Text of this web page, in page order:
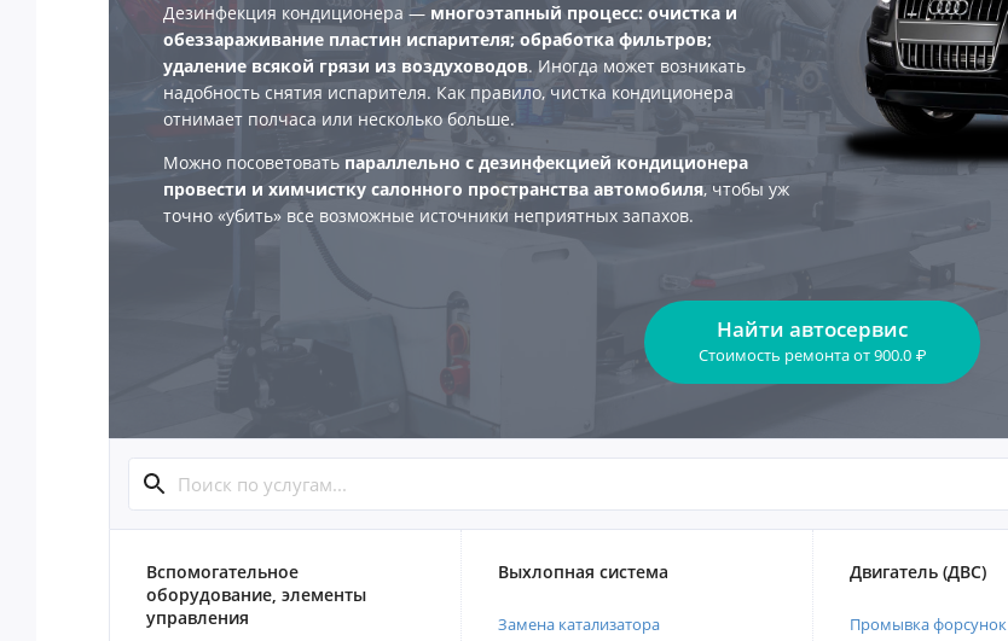
Дезинфекция кондиционера — многоэтапный процесс: очистка и
обеззараживание пластин испарителя; обработка фильтров;
удаление всякой грязи из воздуховодов. Иногда может возникать
надобность снятия испарителя. Как правило, чистка кондиционера
отнимает полчаса или несколько больше.
Можно посоветовать параллельно с дезинфекцией кондиционера
провести и химчистку салонного пространства автомобиля, чтобы уж
точно «убить» все возможные источники неприятных запахов.
Найти автосервис
Стоимость ремонтаот900.0 ₽
Вспомогательное
оборудование, элементы
управления
Выхлопная система
Замена катализатора
Двигатель (ДВС)
Промывка форсунок